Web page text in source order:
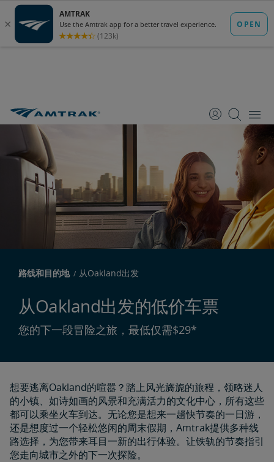
至
至
至
路线和目的地 从Oakland出发
从Oakland出发的低价车票
您的下一段冒险之旅，最低仅需$29*
想要逃离Oakland的喧嚣？踏上风光旖旎的旅程，领略迷人
的小镇、如诗如画的风景和充满活力的文化中心，所有这些
都可以乘坐火车到达。无论您是想来一趟快节奏的一日游，
还是想度过一个轻松悠闲的周末假期，Amtrak提供多种线
路选择，为您带来耳目一新的出行体验。让铁轨的节奏指引
您走向城市之外的下一次探险。